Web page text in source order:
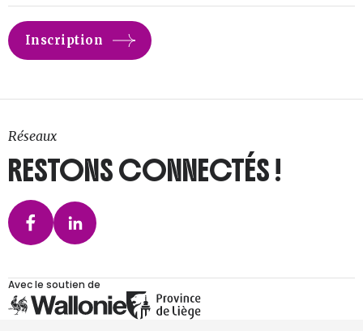
Réseaux
RESTONS CONNECTÉS !
Avec le soutien de